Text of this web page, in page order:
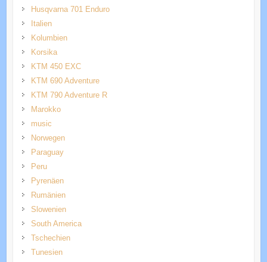
Husqvarna 701 Enduro
Italien
Kolumbien
Korsika
KTM 450 EXC
KTM 690 Adventure
KTM 790 Adventure R
Marokko
music
Norwegen
Paraguay
Peru
Pyrenäen
Rumänien
Slowenien
South America
Tschechien
Tunesien